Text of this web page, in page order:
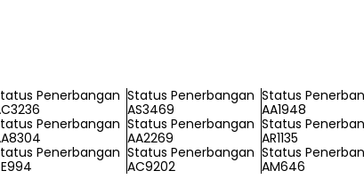
Penerbangan Status Penerbangan
AS3469
Status
AA1948
Penerbangan Status Penerbangan
AA2269
Status
AR1135
Penerbangan Status Penerbangan
AC9202
Status
AM646